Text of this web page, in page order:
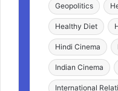
Geopolitics
Healthy Diet
Hindi Cinema
Indian Cinema
International